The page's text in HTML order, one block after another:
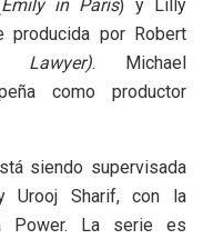
Emily in Paris) y Lilly
producida por Robert
Lawyer). Michael
como productor
siendo supervisada
Urooj Sharif, con la
Power. La serie es